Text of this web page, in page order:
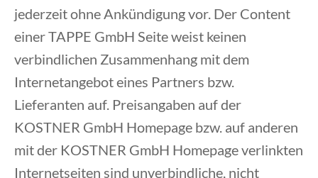
jederzeit ohne Ankündigung vor. Der Content
einer TAPPE GmbH Seite weist keinen
verbindlichen Zusammenhang mit dem
Internetangebot eines Partners bzw.
Lieferanten auf. Preisangaben auf der
KOSTNER GmbH Homepage bzw. auf anderen
mit der KOSTNER GmbH Homepage verlinkten
Internetseiten sind unverbindliche, nicht